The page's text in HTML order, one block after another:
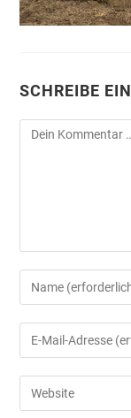
SCHREIBE